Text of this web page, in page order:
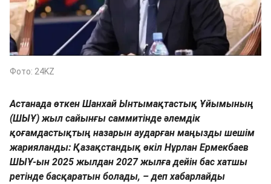
Фото: 24KZ
Астанада өткен Шанхай Ынтымақтастық Ұйымының
(ШЫҰ) жыл сайынғы саммитінде әлемдік
қоғамдастықтың назарын аударған маңызды шешім
жарияланды: Қазақстандық өкіл Нұрлан Ермекбаев
ШЫҰ-ын 2025 жылдан 2027 жылға дейін бас хатшы
ретінде басқаратын болады, – деп хабарлайды